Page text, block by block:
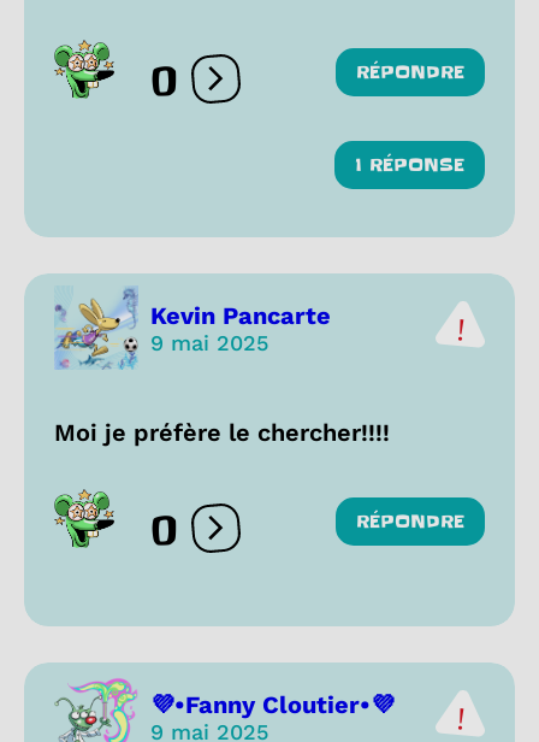
0 Ouvrir les réactions
RÉPONDRE
1 RÉPONSE
Kevin Pancarte
9 mai 2025
Moi je préfère le chercher!!!!
0 Ouvrir les réactions
RÉPONDRE
💜•Fanny Cloutier•💜
9 mai 2025